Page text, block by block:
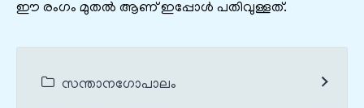
ഈ രംഗം മുതൽ ആണ് ഇപ്പോൾ പതിവുള്ളത്.
സന്താനഗോപാലം